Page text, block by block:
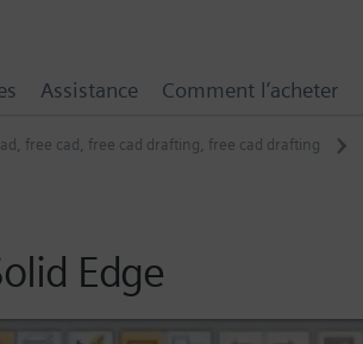
, free cad , free cad drafting, free cad drafting
Edge
Assistance Comment l’acheter